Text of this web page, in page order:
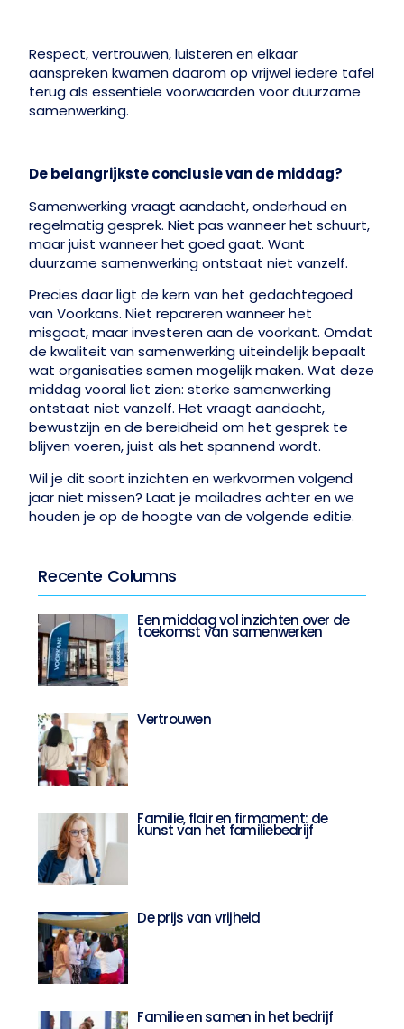
Respect, vertrouwen, luisteren en elkaar
aanspreken kwamen daarom op vrijwel iedere tafel
terug als essentiële voorwaarden voor duurzame
samenwerking.
De belangrijkste conclusie van de middag?
Samenwerkingvraagt aandacht, onderhoud en
regelmatig gesprek. Niet pas wanneer het schuurt,
maar juist wanneer het goed gaat. Want
duurzame samenwerking ontstaat niet vanzelf.
Precies daar ligt de kern van het gedachtegoed
van Voorkans. Niet repareren wanneer het
misgaat, maar investeren aan de voorkant. Omdat
de kwaliteit van samenwerking uiteindelijk bepaalt
wat organisaties samen mogelijk maken. Wat deze
middag vooral liet zien: sterke samenwerking
ontstaat niet vanzelf. Het vraagt aandacht,
bewustzijn en de bereidheid om het gesprek te
blijven voeren, juist als het spannend wordt.
Wil je dit soort inzichten en werkvormen volgend
jaar niet missen? Laat je mailadres achter en we
houden je op de hoogte van de volgende editie.
Recente Columns
Een middag vol inzichten over de
toekomst van samenwerken
Vertrouwen
Familie, flair en firmament: de
kunst van het familiebedrijf
De prijs van vrijheid
Familie en samen in het bedrijf